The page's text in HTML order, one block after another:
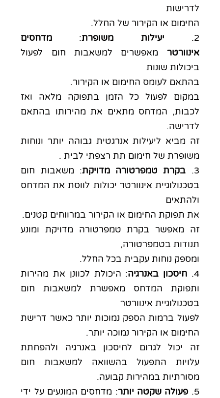
לדרישות
החימום או הקירור של החלל.
2.
יעילות משופרת: מדחסים
אינוורטר מאפשרים למשאבות חום לפעול
ביכולות שונות
בהתאם לעומס החימום או הקירור.
במקום לפעול כל הזמן בתפוקה מלאה ואז
לכבות, המדחס מתאים את מהירותו בהתאם
לדרישה.
זה מביא ליעילות אנרגטית גבוהה יותר ונוחות
משופרת של חימום תת רצפתי לבית .
3.
בקרת טמפרטורה מדויקת: משאבות חום
בטכנולוגיית אינוורטר יכולות לווסת את המדחס
ולהתאים
את תפוקת החימום או הקירור במרווחים קטנים.
זה מאפשר בקרת טמפרטורה מדויקת ומונע
תנודות בטמפרטורה,
ומספק נוחות עקבית בכל החלל.
4.
חיסכון באנרגיה: היכולת לכוונן את מהירות
ותפוקת המדחס מאפשרת למשאבות חום
בטכנולוגיית אינוורטר
לפעול ברמות הספק נמוכות יותר כאשר דרישת
החימום או הקירור נמוכה יותר.
זה יכול לגרום לחיסכון באנרגיה ולהפחתת
עלויות התפעול בהשוואה למשאבות חום
מסורתיות במהירות קבועה.
5. פעולה שקטה יותר: מדחסים המונעים על ידי